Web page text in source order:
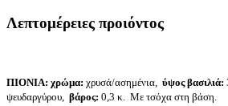
Λεπτομέρειες προιόντος
ΠΙΟΝΙΑ: χρώμα: χρυσά/ασημένια, ύψος βασιλιά:
ψευδαργύρου, βάρος: 0,3 κ. Με τσόχα στη βάση.